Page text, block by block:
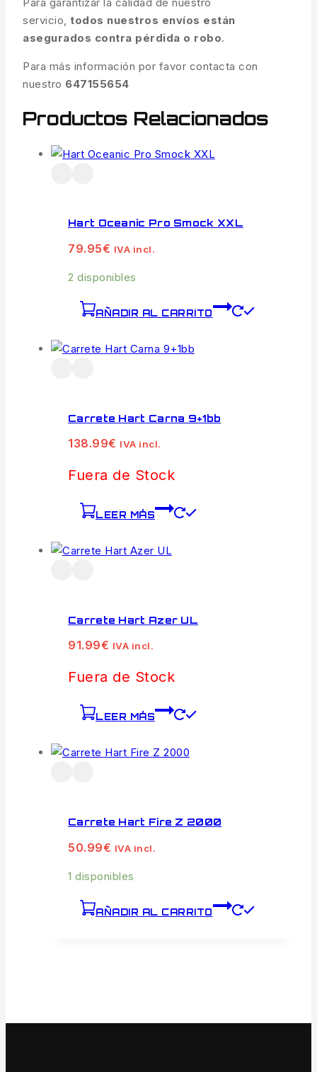
servicio, todos nuestros envíos están
asegurados contra pérdida o robo.
Para más información por favor contacta con
nuestro 647155654
Productos Relacionados
Hart Oceanic Pro Smock XXL
79.95€ IVA incl.
2 disponibles
AÑADIR AL CARRITO
Carrete Hart Carna 9+1bb
138.99€ IVA incl.
Fuera de Stock
LEER MÁS
Carrete Hart Azer UL
91.99€ IVA incl.
Fuera de Stock
LEER MÁS
Carrete Hart Fire Z 2000
50.99€ IVA incl.
1 disponibles
AÑADIR AL CARRITO